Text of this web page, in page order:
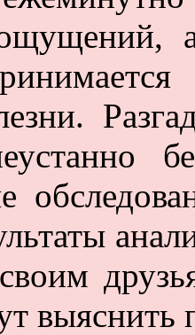
выяснить